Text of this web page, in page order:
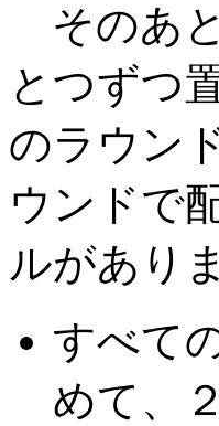
そのあ
とつずつ
のラウン
ウンドで
ルがあり
すべて
めて、